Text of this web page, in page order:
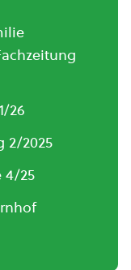
26
2/2025
4/25